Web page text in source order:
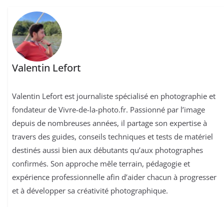
Valentin Lefort
Valentin Lefort est journaliste spécialisé en photographie et
fondateur de Vivre-de-la-photo.fr. Passionné par l’image
depuis de nombreuses années, il partage son expertise à
travers des guides, conseils techniques et tests de matériel
destinés aussi bien aux débutants qu’aux photographes
confirmés. Son approche mêle terrain, pédagogie et
expérience professionnelle afin d’aider chacun à progresser
et à développer sa créativité photographique.